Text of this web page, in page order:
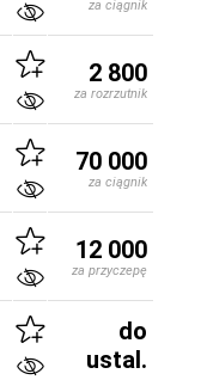
za ciągnik
2 800
za rozrzutnik
70 000
za ciągnik
12 000
za przyczepę
do
ustal.